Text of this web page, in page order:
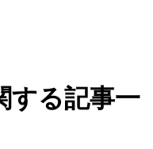
する記事一